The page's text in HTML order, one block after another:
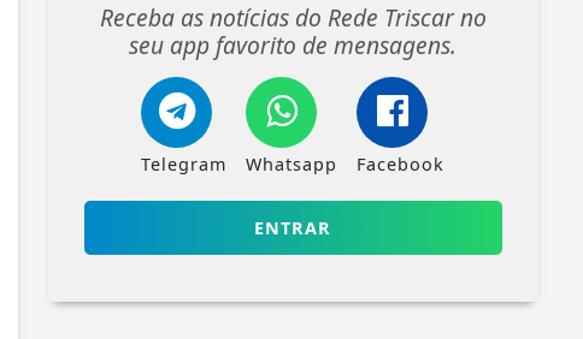
Receba as notícias do Rede Triscar no
seu app favorito de mensagens.
Telegram Whatsapp Facebook
ENTRAR